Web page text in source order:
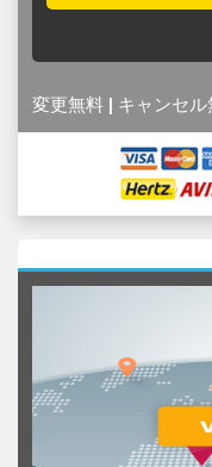
変更無料 | キャンセ